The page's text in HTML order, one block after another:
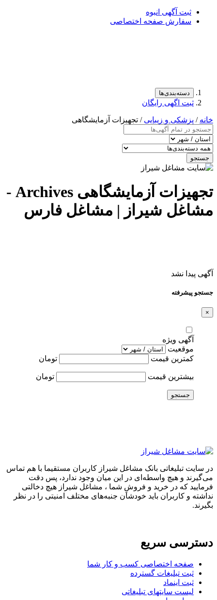
ثبت آگهی انبوه
سفارش صفحه اختصاصی
دسته‌بندی‌ها
ثبت اگهی رایگان
خانه / پزشکی و زیبایی / تجهیزات آزمایشگاهی
جستجو
تجهیزات آزمایشگاهی Archives -
مشاغل شیراز | مشاغل فارس
آگهی پیدا نشد
جستجو پیشرفته
×
آگهی ویژه
موقعیت
کمترین قیمت
تومان
بیشترین قیمت تومان
جستجو
در سایت تبلیغاتی بانک مشاغل شیراز کاربران مستقیما با هم تماس
می‌گیرند و هیچ واسطه‌ای در این میان وجود ندارد، پس دقت
فرمایید که در خرید و فروشِ شما ، مشاغل شیراز هیچ دخالتی
نداشته و کاربران باید خودشان جنبه‌های مختلف امنیتی را در نظر
بگیرند.
دسترسی سریع
صفحه اختصاصی کسب و کار شما
ثبت تبلیغات گسترده
ثبت اینماد
لیست سایتهای تبلیغاتی